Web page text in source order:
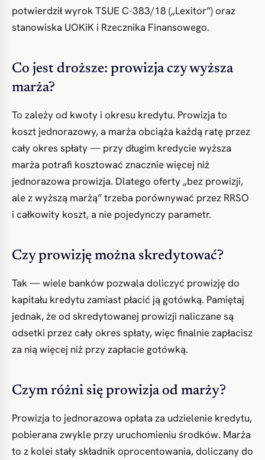
potwierdził wyrok TSUE C-383/18 („Lexitor”) oraz
stanowiska UOKiK i Rzecznika Finansowego.
Co jest droższe: prowizja czy wyższa
marża?
To zależy od kwoty i okresu kredytu. Prowizja to
koszt jednorazowy, a marża obciąża każdą ratę przez
cały okres spłaty — przy długim kredycie wyższa
marża potrafi kosztować znacznie więcej niż
jednorazowa prowizja. Dlatego oferty „bez prowizji,
ale z wyższą marżą” trzeba porównywać przez RRSO
i całkowity koszt, a nie pojedynczy parametr.
Czy prowizję można skredytować?
Tak — wiele banków pozwala doliczyć prowizję do
kapitału kredytu zamiast płacić ją gotówką. Pamiętaj
jednak, że od skredytowanej prowizji naliczane są
odsetki przez cały okres spłaty, więc finalnie zapłacisz
za nią więcej niż przy zapłacie gotówką.
Czym różni się prowizja od marży?
Prowizja to jednorazowa opłata za udzielenie kredytu,
pobierana zwykle przy uruchomieniu środków. Marża
to z kolei stały składnik oprocentowania, doliczany do